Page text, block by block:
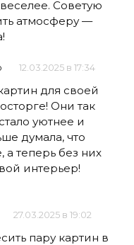
Советую
атмосферу —
12.03.2025 в 17:34
для своей
Они так
уютнее и
думала, что
теперь без них
интерьер!
27.03.2025 в 19:02
пару картин в